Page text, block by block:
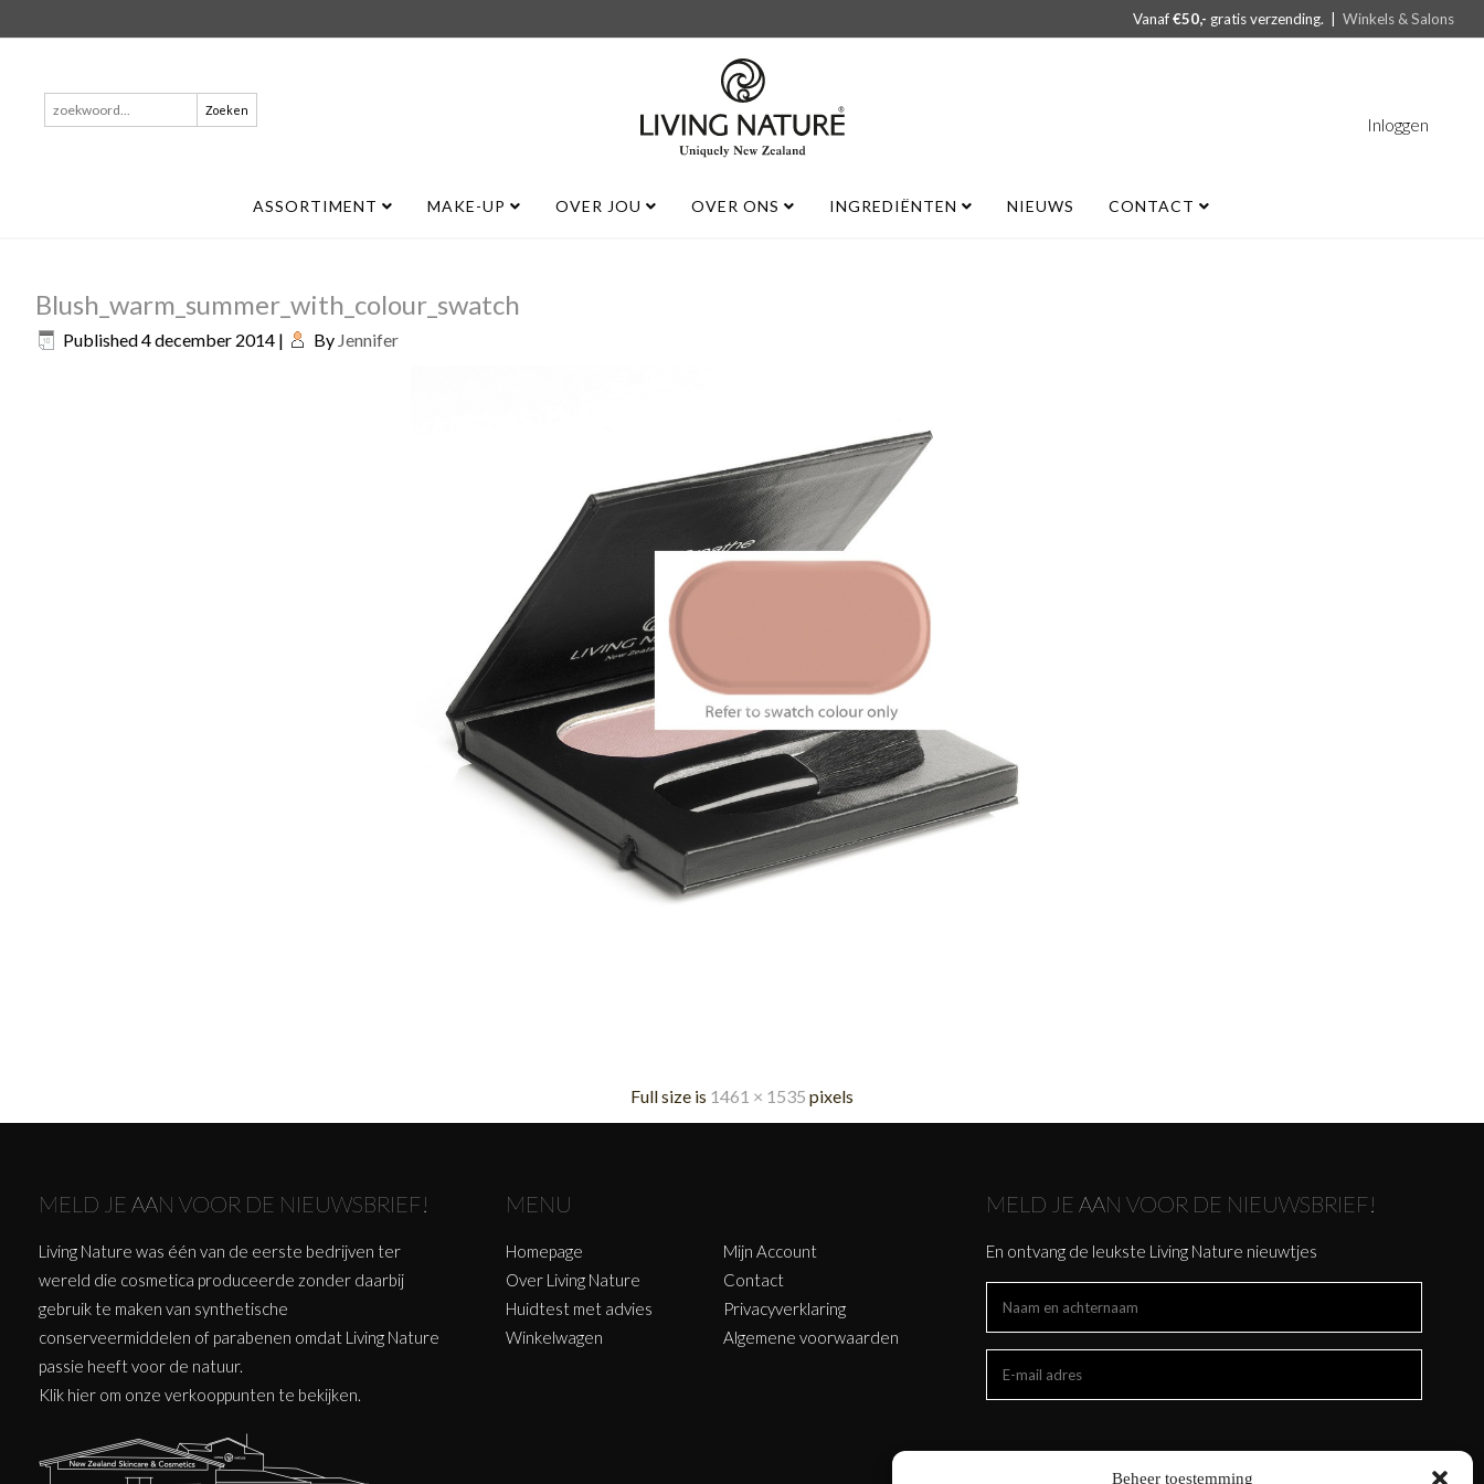
Beheer toestemming
Vanaf€50,- gratis verzending. |Winkels & Salons
Inloggen
Zoeken
naar:
ASSORTIMENT MAKE-UP OVER JOU OVER ONS INGREDIËNTEN NIEUWS CONTACT
Blush_warm_summer_with_colour_swatch
Published4 december 2014 | By Jennifer
Full size is 1461 × 1535 pixels
MELD JE AAN VOOR DE NIEUWSBRIEF!
Living Nature was één van de eerste bedrijven ter
wereld die cosmetica produceerde zonder daarbij
gebruik te maken van synthetische
conserveermiddelen of parabenen omdat Living Nature
passie heeft voor de natuur.
Klik hier om onze verkooppunten te bekijken.
MENU
Homepage
Over Living Nature
Huidtest met advies
Winkelwagen
Mijn Account
Contact
Privacyverklaring
Algemene voorwaarden
MELD JE AAN VOOR DE NIEUWSBRIEF!
En ontvang de leukste Living Nature nieuwtjes